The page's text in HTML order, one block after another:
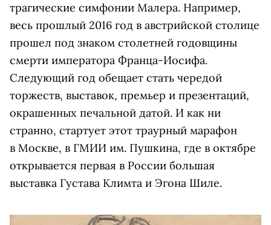
трагические симфонии Малера. Например,
весь прошлый 2016 год в австрийской столице
прошел под знаком столетней годовщины
смерти императора Франца-Иосифа.
Следующий год обещает стать чередой
торжеств, выставок, премьер и презентаций,
окрашенных печальной датой. И как ни
странно, стартует этот траурный марафон
в Москве, в ГМИИ им. Пушкина, где в октябре
открывается первая в России большая
выставка Густава Климта и Эгона Шиле.